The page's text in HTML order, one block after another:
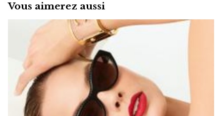
Vous aimerez aussi